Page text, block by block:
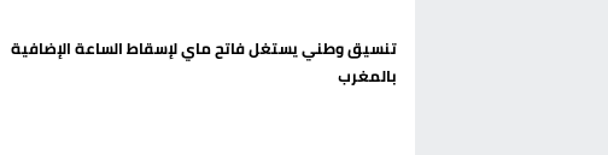
تنسيق وطني يستغل فاتح ماي لإسقاط الساعة الإضافية
بالمغرب